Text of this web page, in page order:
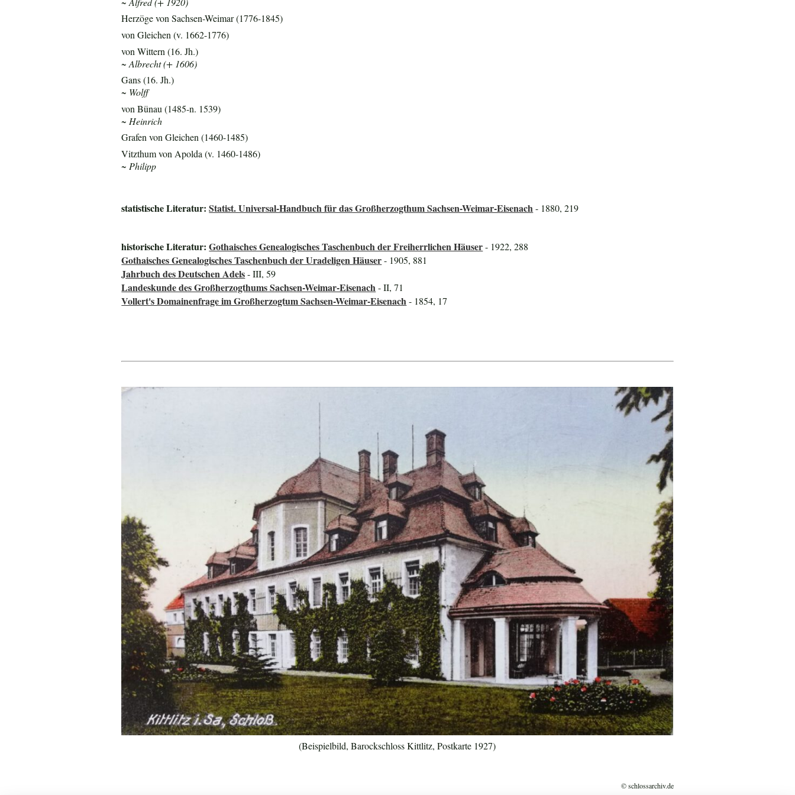
Herzöge von Sachsen-Weimar (1776-1845)
von Gleichen (v. 1662-1776)
von Wittern (16. Jh.)
~ Albrecht (+ 1606)
Gans (16. Jh.)
~ Wolff
von Bünau (1485-n. 1539)
~ Heinrich
Grafen von Gleichen (1460-1485)
Vitzthum von Apolda (v. 1460-1486)
~ Philipp
statistische Literatur:Statist. Universal-Handbuch für das Großherzogthum Sachsen-Weimar-Eisenach- 1880, 219
historische Literatur:Gothaisches Genealogisches Taschenbuch der Freiherrlichen Häuser- 1922, 288
Gothaisches Genealogisches Taschenbuch der Uradeligen Häuser- 1905, 881
Jahrbuch des Deutschen Adels- III, 59
Landeskunde des Großherzogthums Sachsen-Weimar-Eisenach- II, 71
Vollert's Domainenfrage im Großherzogtum Sachsen-Weimar-Eisenach- 1854, 17
(Beispielbild, Barockschloss Kittlitz, Postkarte 1927)
© schlossarchiv.de